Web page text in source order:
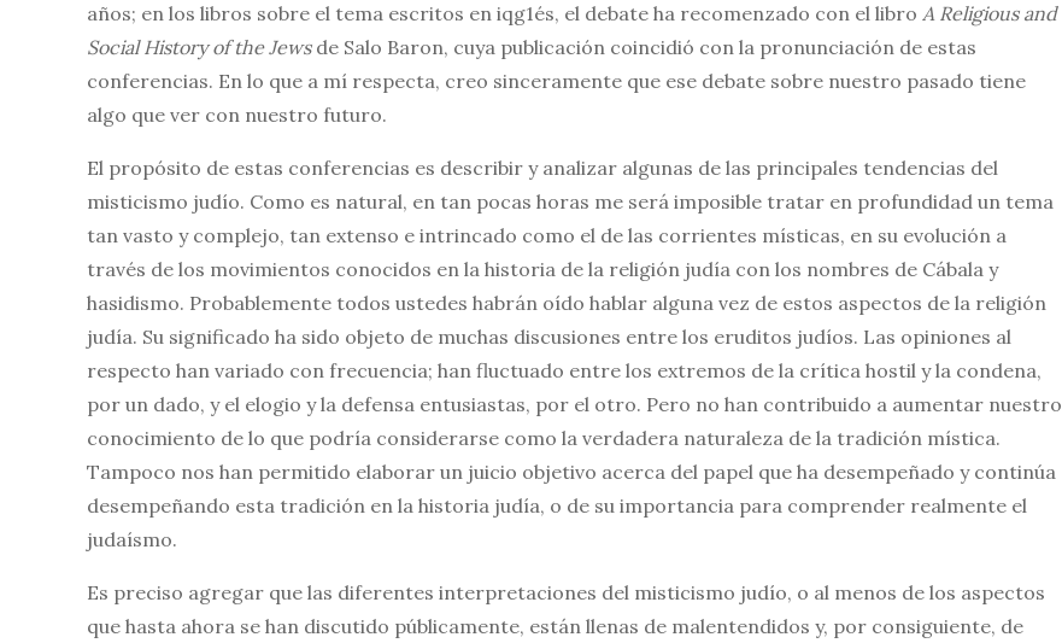
años; en los libros sobre el tema escritos en iqg1és, el debate ha recomenzado con el libro A Religious and
Social History of the Jewsde Salo Baron, cuya publicación coincidió con la pronunciación de estas
conferencias. En lo que a mí respecta, creo sinceramente que ese debate sobre nuestro pasado tiene
algo que ver con nuestro futuro.
El propósito de estas conferencias es describir y analizar algunas de las principales tendencias del
misticismo judío. Como es natural, en tan pocas horas me será imposible tratar en profundidad un tema
tan vasto y complejo, tan extenso e intrincado como el de las corrientes místicas, en su evolución a
través de los movimientos conocidos en la historia de la religión judía con los nombres de Cábala y
hasidismo. Probablemente todos ustedes habrán oído hablar alguna vez de estos aspectos de la religión
judía. Su significado ha sido objeto de muchas discusiones entre los eruditos judíos. Las opiniones al
respecto han variado con frecuencia; han fluctuado entre los extremos de la crítica hostil y la condena,
por un dado, y el elogio y la defensa entusiastas, por el otro. Pero no han contribuido a aumentar nuestro
conocimiento de lo que podría considerarse como la verdadera naturaleza de la tradición mística.
Tampoco nos han permitido elaborar un juicio objetivo acerca del papel que ha desempeñado y continúa
desempeñando esta tradición en la historia judía, o de su importancia para comprender realmente el
judaísmo.
Es preciso agregar que las diferentes interpretaciones del misticismo judío, o al menos de los aspectos
que hasta ahora se han discutido públicamente, están llenas de malentendidos y, por consiguiente, de